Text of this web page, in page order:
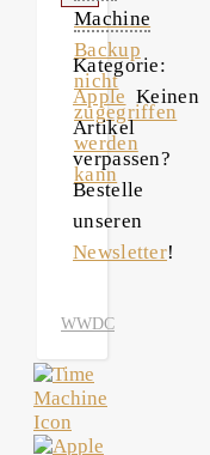
Machine
Backup
nicht
zugegriffen
werden
kann
Kategorie:
Apple Keinen
Artikel
verpassen?
Bestelle
unseren
Newsletter!
WWDC